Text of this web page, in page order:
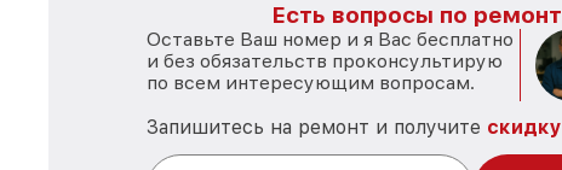
Есть вопросы по
Оставьте Ваш номер и я Вас бесплатно
и без обязательств проконсультирую
по всем интересующим вопросам.
Запишитесь на ремонт и получите